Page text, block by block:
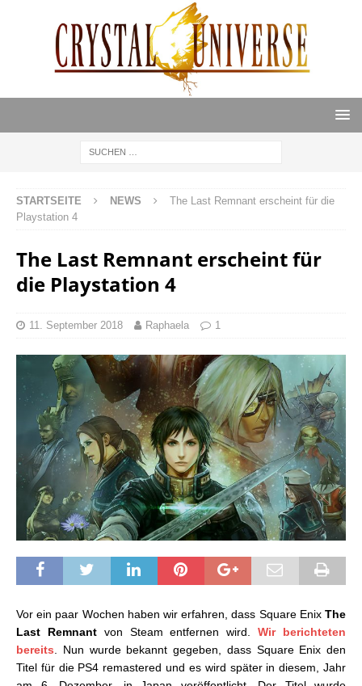
STARTSEITE NEWS
The Last Remnant erscheint für die
Playstation 4
The Last Remnant erscheint für
die Playstation 4
11. September 2018 Raphaela 1
Vor ein paar Wochen haben wir erfahren, dass Square Enix The
Last Remnantvon Steam entfernen wird.Wir berichteten
bereits . Nun wurde bekannt gegeben, dass Square Enix den
Titel für die PS4 remastered und es wird später in diesem, Jahr